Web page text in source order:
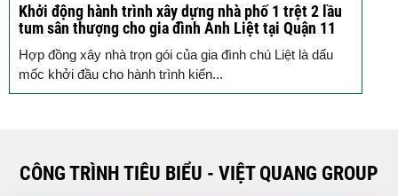
Khởi động hành trình xây dựng nhà phố 1 trệt 2 lầu
tum sân thượng cho gia đình Anh Liệt tại Quận 11
Hợp đồng xây nhà trọn gói của gia đình chú Liệt là dấu
mốc khởi đầu cho hành trình kiến...
CÔNG TRÌNH TIÊU BIỂU - VIỆT QUANG GROUP